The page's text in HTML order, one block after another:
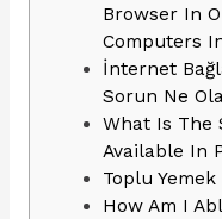
Browser In
Computers
İnternet
Sorun Ne
What Is The
Available In
Toplu
How Am I